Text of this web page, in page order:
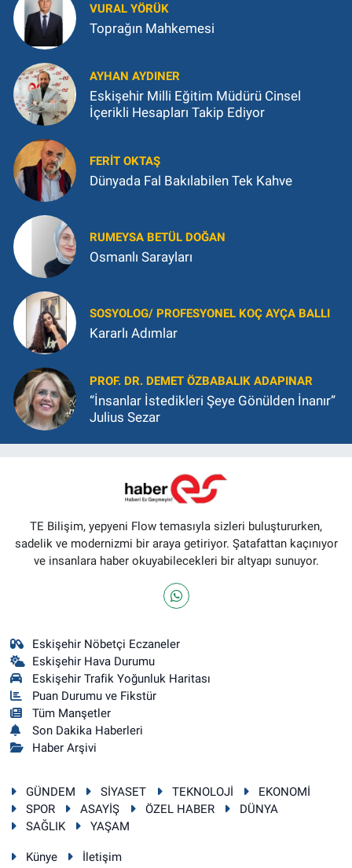
VURAL YÖRÜK
Toprağın Mahkemesi
AYHAN AYDINER
Eskişehir Milli Eğitim Müdürü Cinsel
İçerikli Hesapları Takip Ediyor
FERIT OKTAŞ
Dünyada Fal Bakılabilen Tek Kahve
RUMEYSA BETÜL DOĞAN
Osmanlı Sarayları
SOSYOLOG/ PROFESYONEL KOÇ AYÇA BALLI
Kararlı Adımlar
PROF. DR. DEMET ÖZBABALIK ADAPINAR
“İnsanlar İstedikleri Şeye Gönülden İnanır”
Julius Sezar
TE Bilişim, yepyeni Flow temasıyla sizleri buluştururken,
sadelik ve modernizmi bir araya getiriyor. Şatafattan kaçınıyor
ve insanlara haber okuyabilecekleri bir altyapı sunuyor.
Eskişehir Nöbetçi Eczaneler
Eskişehir Hava Durumu
Eskişehir Trafik Yoğunluk Haritası
Puan Durumu ve Fikstür
Tüm Manşetler
Son Dakika Haberleri
Haber Arşivi
GÜNDEM SİYASET TEKNOLOJİ
EKONOMİ
SPOR
ASAYİŞ ÖZEL HABER
DÜNYA
SAĞLIK
YAŞAM
Künye İletişim